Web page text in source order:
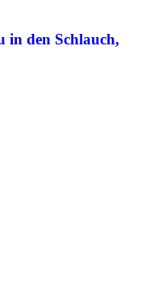
in den Schlauch,